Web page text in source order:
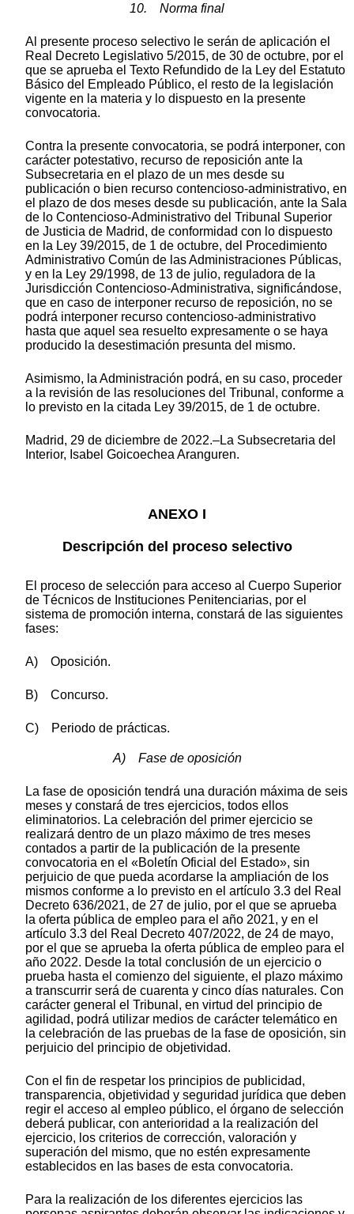
10. Norma final
Al presente proceso selectivo le serán de aplicación el
Real Decreto Legislativo 5/2015, de 30 de octubre, por el
que se aprueba el Texto Refundido de la Ley del Estatuto
Básico del Empleado Público, el resto de la legislación
vigente en la materia y lo dispuesto en la presente
convocatoria.
Contra la presente convocatoria, se podrá interponer, con
carácter potestativo, recurso de reposición ante la
Subsecretaria en el plazo de un mes desde su
publicación o bien recurso contencioso-administrativo, en
el plazo de dos meses desde su publicación, ante la Sala
de lo Contencioso-Administrativo del Tribunal Superior
de Justicia de Madrid, de conformidad con lo dispuesto
en la Ley 39/2015, de 1 de octubre, del Procedimiento
Administrativo Común de las Administraciones Públicas,
y en la Ley 29/1998, de 13 de julio, reguladora de la
Jurisdicción Contencioso-Administrativa, significándose,
que en caso de interponer recurso de reposición, no se
podrá interponer recurso contencioso-administrativo
hasta que aquel sea resuelto expresamente o se haya
producido la desestimación presunta del mismo.
Asimismo, la Administración podrá, en su caso, proceder
a la revisión de las resoluciones del Tribunal, conforme a
lo previsto en la citada Ley 39/2015, de 1 de octubre.
Madrid, 29 de diciembre de 2022.–La Subsecretaria del
Interior, Isabel Goicoechea Aranguren.
ANEXO I
Descripción del proceso selectivo
El proceso de selección para acceso al Cuerpo Superior
de Técnicos de Instituciones Penitenciarias, por el
sistema de promoción interna, constará de las siguientes
fases:
A) Oposición.
B) Concurso.
C) Periodo de prácticas.
A) Fase de oposición
La fase de oposición tendrá una duración máxima de seis
meses y constará de tres ejercicios, todos ellos
eliminatorios. La celebración del primer ejercicio se
realizará dentro de un plazo máximo de tres meses
contados a partir de la publicación de la presente
convocatoria en el «Boletín Oficial del Estado», sin
perjuicio de que pueda acordarse la ampliación de los
mismos conforme a lo previsto en el artículo 3.3 del Real
Decreto 636/2021, de 27 de julio, por el que se aprueba
la oferta pública de empleo para el año 2021, y en el
artículo 3.3 del Real Decreto 407/2022, de 24 de mayo,
por el que se aprueba la oferta pública de empleo para el
año 2022. Desde la total conclusión de un ejercicio o
prueba hasta el comienzo del siguiente, el plazo máximo
a transcurrir será de cuarenta y cinco días naturales. Con
carácter general el Tribunal, en virtud del principio de
agilidad, podrá utilizar medios de carácter telemático en
la celebración de las pruebas de la fase de oposición, sin
perjuicio del principio de objetividad.
Con el fin de respetar los principios de publicidad,
transparencia, objetividad y seguridad jurídica que deben
regir el acceso al empleo público, el órgano de selección
deberá publicar, con anterioridad a la realización del
ejercicio, los criterios de corrección, valoración y
superación del mismo, que no estén expresamente
establecidos en las bases de esta convocatoria.
Para la realización de los diferentes ejercicios las